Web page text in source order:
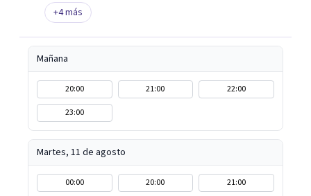
+4más
Mañana
20:00 21:00
22:00
23:00
Martes, 11 de agosto
00:00 20:00 21:00